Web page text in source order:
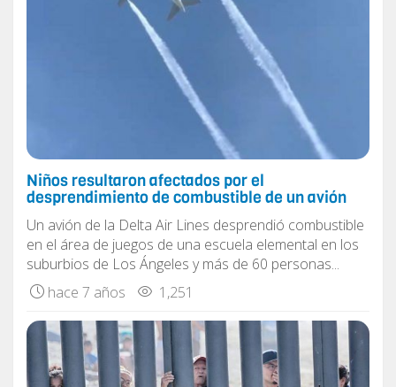
Niños resultaron afectados por el
desprendimiento de combustible de un avión
Un avión de la Delta Air Lines desprendió combustible
en el área de juegos de una escuela elemental en los
suburbios de Los Ángeles y más de 60 personas...
hace 7 años
1,251